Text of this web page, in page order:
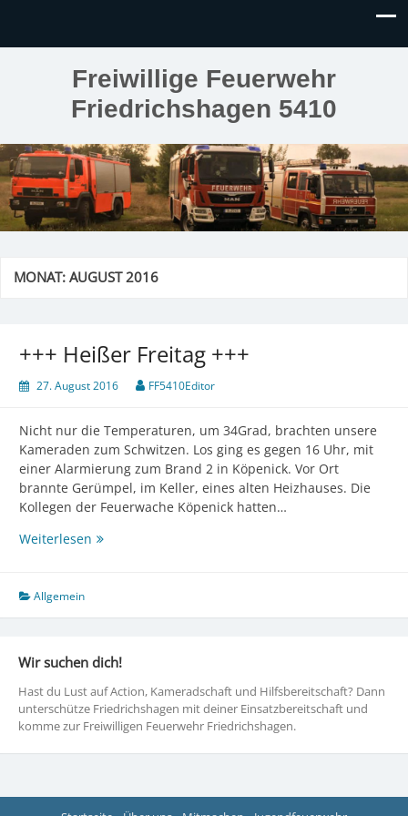
Freiwillige Feuerwehr
Friedrichshagen 5410
MONAT:AUGUST 2016
+++ Heißer Freitag +++
27. August 2016 FF5410Editor
Nicht nur die Temperaturen, um 34Grad, brachten unsere
Kameraden zum Schwitzen. Los ging es gegen 16 Uhr, mit
einer Alarmierung zum Brand 2 in Köpenick. Vor Ort
brannte Gerümpel, im Keller, eines alten Heizhauses. Die
Kollegen der Feuerwache Köpenick hatten…
Weiterlesen +++
Allgemein
Wir suchen dich!
Hast du Lust auf Action, Kameradschaft und Hilfsbereitschaft? Dann
unterschütze Friedrichshagen mit deiner Einsatzbereitschaft und
komme zur Freiwilligen Feuerwehr Friedrichshagen.